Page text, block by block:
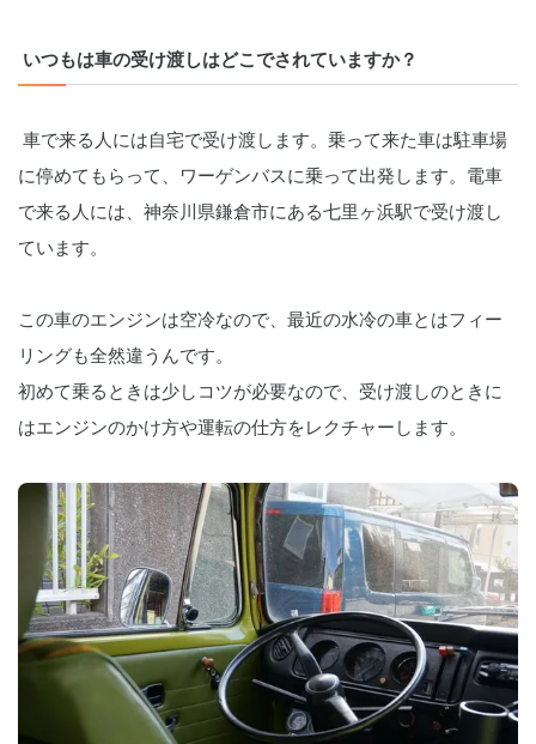
いつもは車の受け渡しはどこでされていますか？
車で来る人には自宅で受け渡します。乗って来た車は駐車場
に停めてもらって、ワーゲンバスに乗って出発します。電車
で来る人には、神奈川県鎌倉市にある七里ヶ浜駅で受け渡し
ています。
この車のエンジンは空冷なので、最近の水冷の車とはフィー
リングも全然違うんです。
初めて乗るときは少しコツが必要なので、受け渡しのときに
はエンジンのかけ方や運転の仕方をレクチャーします。